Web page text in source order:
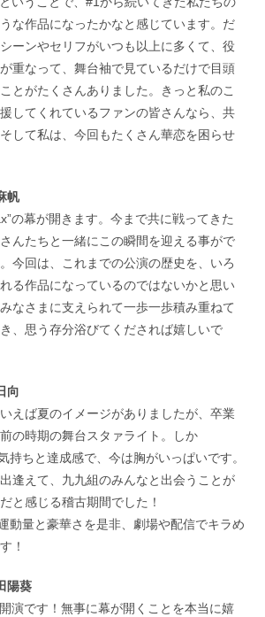
な作品になったかなと感じています。だ
ーンやセリフがいつも以上に多くて、役
重なって、舞台袖で見ているだけで目頭
とがたくさんありました。きっと私のこ
してくれているファンの皆さんなら、共
して私は、今回もたくさん華恋を困らせ
帆
の幕が開きます。今まで共に戦ってきた
んたちと一緒にこの瞬間を迎える事がで
今回は、これまでの公演の歴史を、いろ
る作品になっているのではないかと思い
なさまに支えられて一歩一歩積み重ねて
、思う存分浴びてくだされば嬉しいで
向
えば夏のイメージがありましたが、卒業
の時期の舞台スタァライト。しか
持ちと達成感で、今は胸がいっぱいです。
逢えて、九九組のみんなと出会うことが
と感じる稽古期間でした！
動量と豪華さを是非、劇場や配信でキラめ
！
陽葵
演です！無事に幕が開くことを本当に嬉